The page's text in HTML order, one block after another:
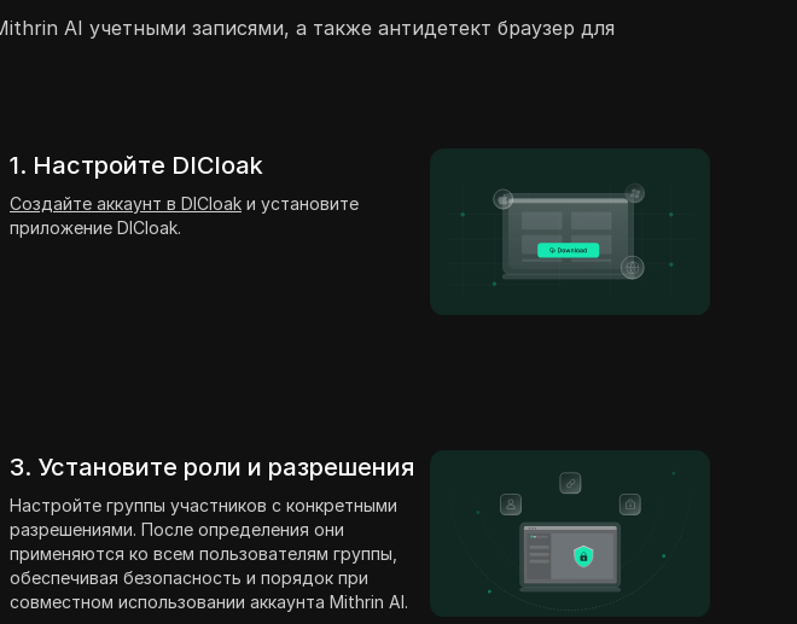
AI учетными записями, а также антидетект браузер для
1. Настройте DICloak
Создайте аккаунт в DICloak и установите
приложение DICloak.
3. Установите роли и разрешения
Настройте группы участников с конкретными
разрешениями. После определения они
применяются ко всем пользователям группы,
обеспечивая безопасность и порядок при
совместном использовании аккаунта Mithrin AI.